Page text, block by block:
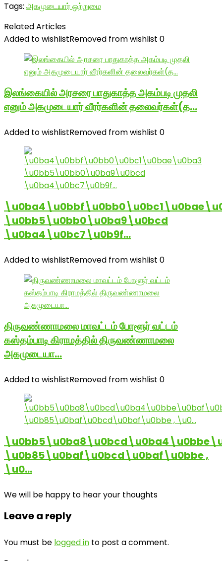
Tags: அகமுடையார் ஒற்றுமை
Related Articles
Added to wishlistRemoved from wishlist 0
இலங்கையில் அரசரை பாதுகாத்த அகம்படி முதலி
எனும் அகமுடையார் வீரர்களின் தலைவர்கள்(த…
Added to wishlistRemoved from wishlist 0
\u0bb5\u0bb0\u0ba9\u0bcd
\u0ba4\u0bc7\u0b9f…
Added to wishlistRemoved from wishlist 0
திருவண்ணாமலை மாவட்டம் போளூர் வட்டம்
கஸ்தம்பாடி கிராமத்தில் திருவண்ணாமலை
அகமுடையா…
Added to wishlistRemoved from wishlist 0
\u0b85\u0baf\u0bcd\u0baf\u0bbe ,
\u0…
We will be happy to hear your thoughts
Leave a reply
You must be logged in to post a comment.